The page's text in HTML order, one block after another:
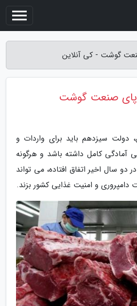
گوشت - کی آنلاین
پای صنعت گوشت
دولت سیزدهم باید برای واردات و
آمادگی کامل داشته باشد و هرگونه
دو سال اخیر اتفاق افتاده، می تواند
و امنیت غذایی کشور بزند.